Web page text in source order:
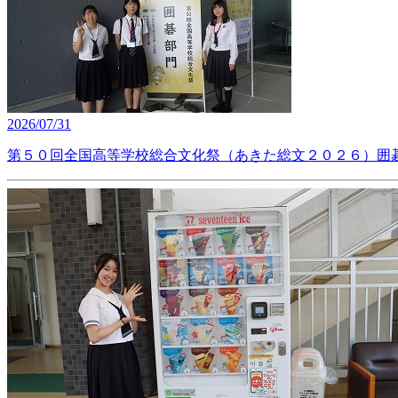
2026/07/31
第５０回全国高等学校総合文化祭（あきた総文２０２６）囲